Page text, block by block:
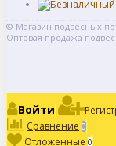
© Магазин подвесных
Оптовая продажа
Войти
Сравнение 0
Отложенные 0